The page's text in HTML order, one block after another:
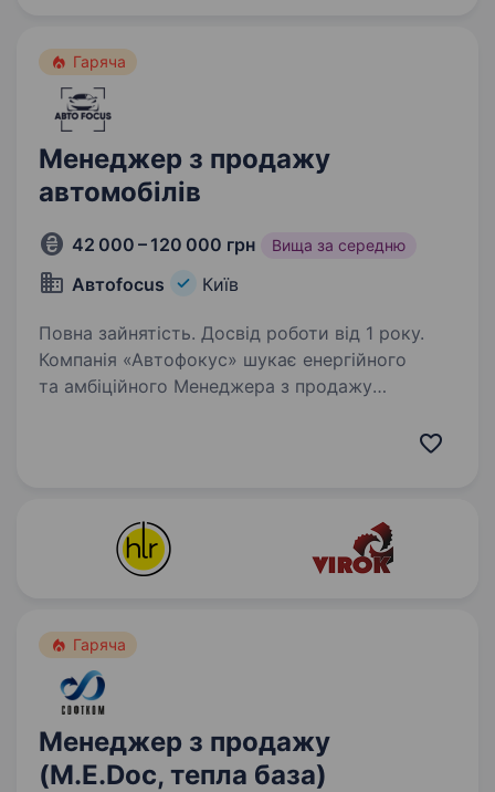
Ми комплектуємо освітленням будівельні,…
Гаряча
Менеджер з продажу
автомобілів
42 000 – 120 000 грн Вища за середню
Автоfocus Київ
Повна зайнятість. Досвід роботи від 1 року.
Компанія «Автофокус» шукає енергійного
та амбіційного Менеджера з продажу
ви маєте досвід у продажах, велике бажання
Гаряча
Менеджер з продажу
(M.E.Doc, тепла база)